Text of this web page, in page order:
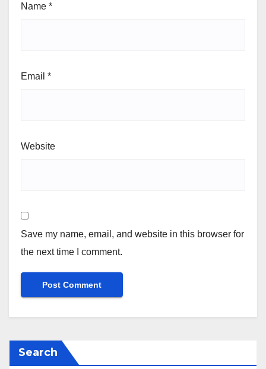
Name *
Email *
Website
Save my name, email, and website in this browser for
the next time I comment.
Search